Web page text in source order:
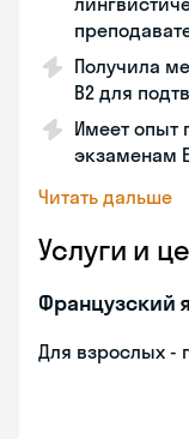
Получила
B2 для
Имеет опыт
экзаменам
Читать дальше
Услуги и
Французский
Для взрослых -